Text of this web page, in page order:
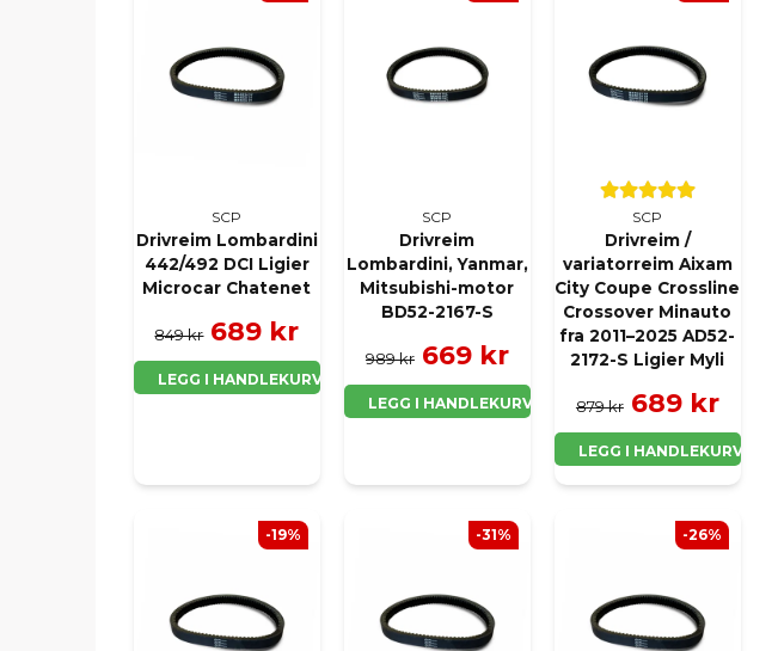
SCP
Drivreim Lombardini
442/492 DCI Ligier
Microcar Chatenet
849 kr 689 kr
LEGG I HANDLEKURV
SCP
Drivreim
Lombardini, Yanmar,
Mitsubishi-motor
BD52-2167-S
989 kr 669 kr
LEGG I HANDLEKURV
SCP
Drivreim /
variatorreim Aixam
City Coupe Crossline
Crossover Minauto
fra 2011–2025 AD52-
2172-S Ligier Myli
879 kr 689 kr
LEGG I HANDLEKURV
-19% -31% -26%